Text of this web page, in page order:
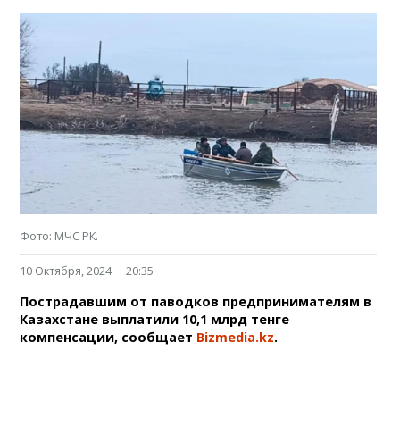
Фото: МЧС РК.
10 Октября, 2024 20:35
Пострадавшим от паводков предпринимателям в
Казахстане выплатили 10,1 млрд тенге
компенсации, сообщает Bizmedia.kz.